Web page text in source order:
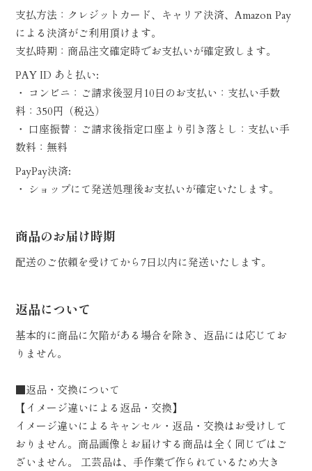
支払方法：クレジットカード、キャリア決済、Amazon Pay
による決済がご利用頂けます。
支払時期：商品注文確定時でお支払いが確定致します。
PAY ID あと払い:
・ コンビニ：ご請求後翌月10日のお支払い：支払い手数
料：350円（税込）
・ 口座振替：ご請求後指定口座より引き落とし：支払い手
数料：無料
PayPay決済:
・ ショップにて発送処理後お支払いが確定いたします。
商品のお届け時期
配送のご依頼を受けてから7日以内に発送いたします。
返品について
基本的に商品に欠陥がある場合を除き、返品には応じてお
りません。
■返品・交換について
【イメージ違いによる返品・交換】
イメージ違いによるキャンセル・返品・交換はお受けして
おりません。商品画像とお届けする商品は全く同じではご
ざいません。 工芸品は、手作業で作られているため大き